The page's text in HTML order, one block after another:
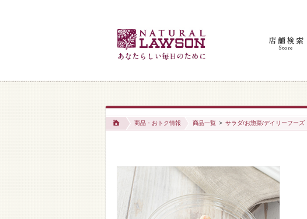
商品・おトク情報 商品一覧 > サラダ/お惣菜/デイリーフーズ